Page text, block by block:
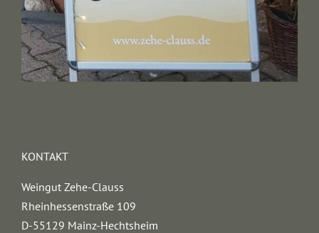
KONTAKT
Weingut Zehe-Clauss
Rheinhessenstraße 109
D-55129 Mainz-Hechtsheim